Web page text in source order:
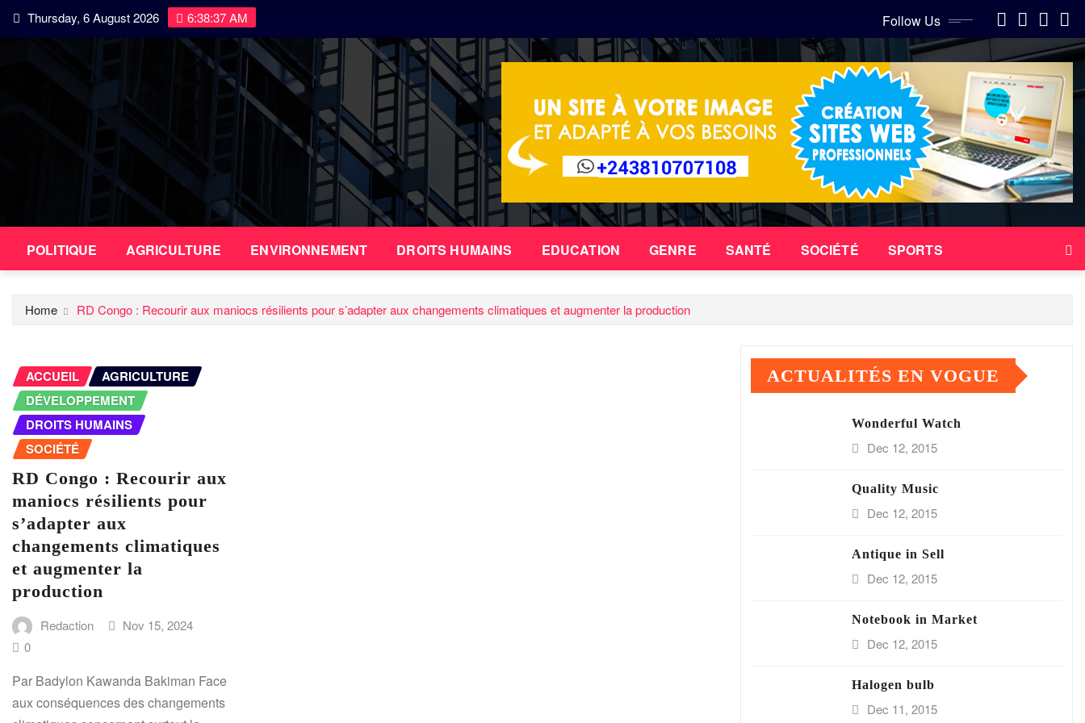
Skip Thursday, 6 August 2026 6:38:38 AM Follow Us
POLITIQUE AGRICULTURE ENVIRONNEMENT DROITS HUMAINS EDUCATION GENRE SANTÉ SOCIÉTÉ SPORTS
Home RD Congo : Recourir aux maniocs résilients pour s’adapter aux changements climatiques et augmenter la production
ACCUEIL
AGRICULTURE
DÉVELOPPEMENT
DROITS HUMAINS
SOCIÉTÉ
RD Congo : Recourir aux
maniocs résilients pour
s’adapter aux
changements climatiques
et augmenter la
production
Redaction
Nov 15, 2024
0
Par Badylon Kawanda Bakiman Face
aux conséquences des changements
ACTUALITÉS EN VOGUE
Wonderful Watch
Dec 12, 2015
Quality Music
Dec 12, 2015
Antique in Sell
Dec 12, 2015
Notebook in Market
Dec 12, 2015
Halogen bulb
Dec 11, 2015